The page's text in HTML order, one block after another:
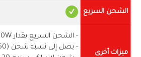
الشحن السريع
ميزات أخرى
- الشحن السريع بقدار 30W
- يصل إلى نسبة شحن (50%) في (30) دقيقة